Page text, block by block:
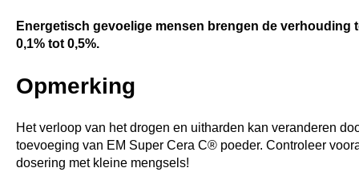
Energetisch gevoelige mensen brengen de verhouding
0,1% tot 0,5%.
Opmerking
Het verloop van het drogen en uitharden kan veranderen
toevoeging van EM Super Cera C® poeder. Controleer
dosering met kleine mengsels!